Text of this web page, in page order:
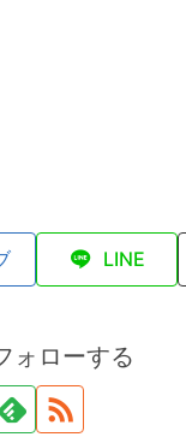
LINE
ォローする